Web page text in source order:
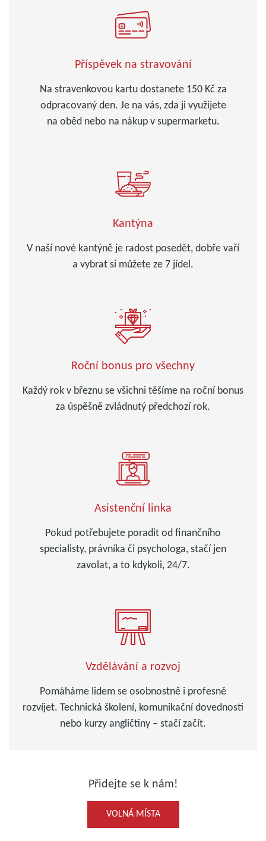
Příspěvek na stravování
Na stravenkovou kartu dostanete 150 Kč za
odpracovaný den. Je na vás, zda ji využijete
na oběd nebo na nákup v supermarketu.
Kantýna
V naší nové kantýně je radost posedět, dobře vaří
a vybrat si můžete ze 7 jídel.
Roční bonus pro všechny
Každý rok v březnu se všichni těšíme na roční bonus
za úspěšně zvládnutý předchozí rok.
Asistenční linka
Pokud potřebujete poradit od finančního
specialisty, právníka či psychologa, stačí jen
zavolat, a to kdykoli, 24/7.
Vzdělávání a rozvoj
Pomáháme lidem se osobnostně i profesně
rozvíjet. Technická školení, komunikační dovednosti
nebo kurzy angličtiny – stačí začít.
Přidejte se k nám!
VOLNÁ MÍSTA